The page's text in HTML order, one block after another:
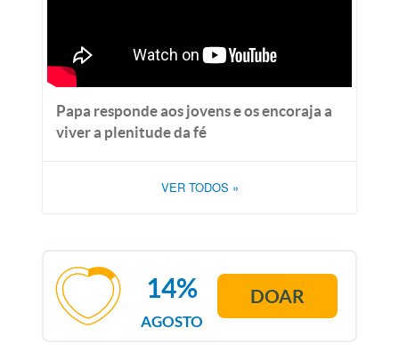
Papa responde aos jovens e os encoraja a
viver a plenitude da fé
VER TODOS »
AGOSTO
14% DOAR